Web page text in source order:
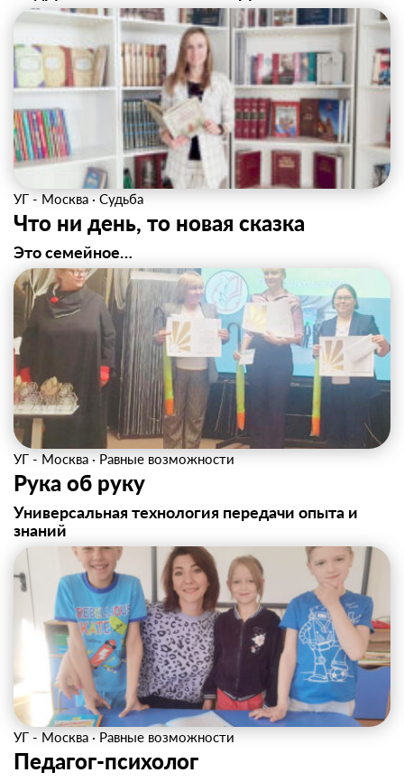
УГ - Москва · Судьба
Что ни день, то новая сказка
Это семейное…
УГ - Москва · Равные возможности
Рука об руку
Универсальная технология передачи опыта и
знаний
УГ - Москва · Равные возможности
Педагог-психолог